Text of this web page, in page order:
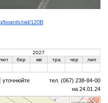
boards/oid/120B
2027
лют бер кві тра чер лип
уточнюйте
тел. (067) 238-84-00
на 24.01.24